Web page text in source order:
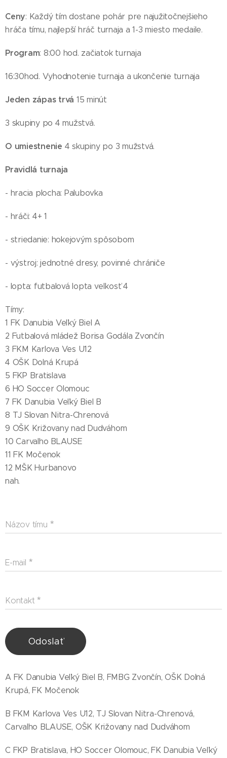
Ceny: Každý tím dostane pohár pre najužitočnejšieho
hráča tímu, najlepší hráč turnaja a 1-3 miesto medaile.
Program: 8:00 hod. začiatok turnaja
16:30hod. Vyhodnotenie turnaja a ukončenie turnaja
Jeden zápas trvá 15 minút
3 skupiny po 4 mužstvá.
O umiestnenie 4 skupiny po 3 mužstvá.
Pravidlá turnaja
- hracia plocha: Palubovka
- hráči: 4+ 1
- striedanie: hokejovým spôsobom
- výstroj: jednotné dresy, povinné chrániče
- lopta: futbalová lopta veľkosť 4
Tímy:
1 FK Danubia Veľký Biel A
2 Futbalová mládež Borisa Godála Zvončín
3 FKM Karlova Ves U12
4 OŠK Dolná Krupá
5 FKP Bratislava
6 HO Soccer Olomouc 🇨🇿
7 FK Danubia Veľký Biel B
8 TJ Slovan Nitra-Chrenová
9 OŠK Križovany nad Dudváhom
10 Carvalho BLAUSE 🇭🇺
11 FK Močenok
12 MŠK Hurbanovo
nah.
Názov tímu
E-mail
Kontakt
Odoslať
A FK Danubia Veľký Biel B, FMBG Zvončín, OŠK Dolná
Krupá, FK Močenok
B FKM Karlova Ves U12, TJ Slovan Nitra-Chrenová,
Carvalho BLAUSE, OŠK Križovany nad Dudváhom
C FKP Bratislava, HO Soccer Olomouc, FK Danubia Veľký